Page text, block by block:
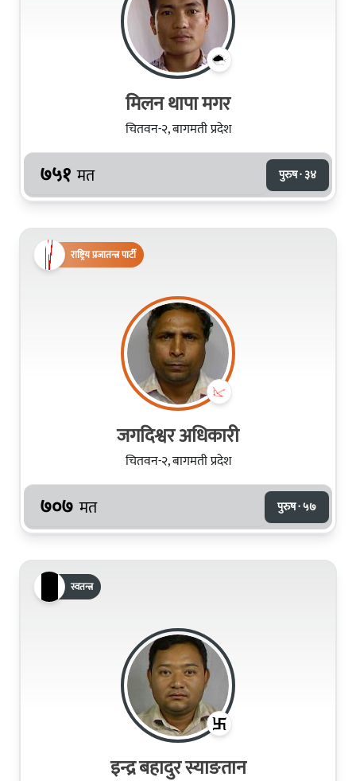
मिलन थापा मगर
चितवन-२, बागमती प्रदेश
७५१ मत पुरुष · ३४
राष्ट्रिय प्रजातन्त्र पार्टी
जगदिश्वर अधिकारी
चितवन-२, बागमती प्रदेश
७०७ मत पुरुष · ५७
स्वतन्त्र
इन्द्र बहादुर स्याङतान